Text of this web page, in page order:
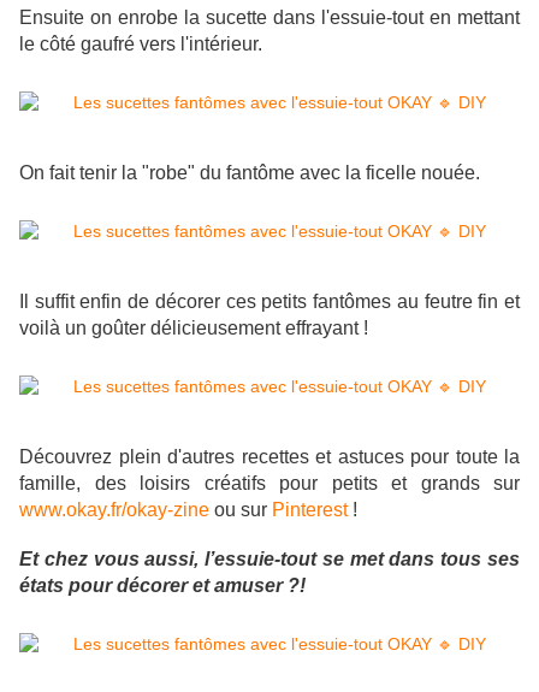
Ensuite on enrobe la sucette dans l'essuie-tout en mettant
le côté gaufré vers l'intérieur.
On fait tenir la "robe" du fantôme avec la ficelle nouée.
Il suffit enfin de décorer ces petits fantômes au feutre fin et
voilà un goûter délicieusement effrayant !
Découvrez plein d'autres recettes et astuces pour toute la
famille, des loisirs créatifs pour petits et grands sur
www.okay.fr/okay-zine ou sur Pinterest!
Et chez vous aussi, l’essuie-tout se met dans tous ses
états pour décorer et amuser ?!